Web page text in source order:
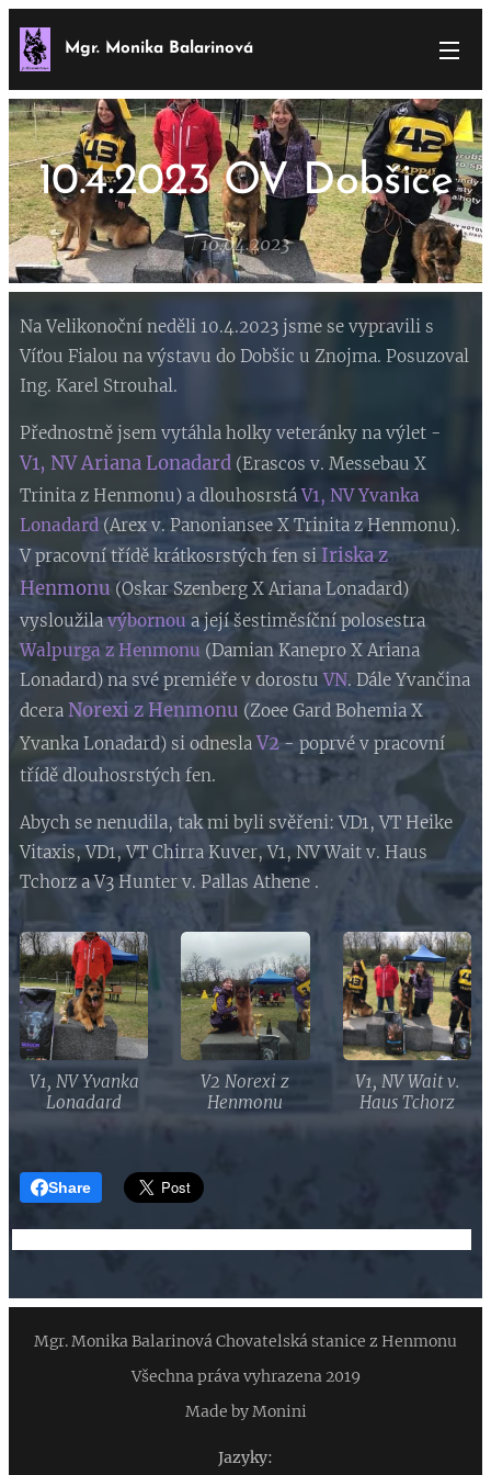
Mgr. Monika Balarinová
10.4.2023 OV Dobšice
10.04.2023
Na Velikonoční neděli 10.4.2023 jsme se vypravili s
Víťou Fialou na výstavu do Dobšic u Znojma. Posuzoval
Ing. Karel Strouhal.
Přednostně jsem vytáhla holky veteránky na výlet -
V1, NV Ariana Lonadard (Erascos v. Messebau X
Trinita z Henmonu) a dlouhosrstáV1, NV Yvanka
Lonadard (Arex v. Panoniansee X Trinita z Henmonu).
V pracovní třídě krátkosrstých fen si Iriska z
Henmonu (Oskar Szenberg X Ariana Lonadard)
vysloužilavýbornou a její šestiměsíční polosestra
Walpurga z Henmonu (Damian Kanepro X Ariana
Lonadard) na své premiéře v dorostuVN. Dále Yvančina
dcera Norexi z Henmonu (Zoee Gard Bohemia X
Yvanka Lonadard) si odneslaV2- poprvé v pracovní
třídě dlouhosrstých fen.
Abych se nenudila, tak mi byli svěřeni: VD1, VT Heike
Vitaxis, VD1, VT Chirra Kuver, V1, NV Wait v. Haus
Tchorz a V3 Hunter v. Pallas Athene .
V1, NV Yvanka
Lonadard
V2 Norexi z
Henmonu
V1, NV Wait v.
Haus Tchorz
Share
Mgr. Monika Balarinová Chovatelská stanice z Henmonu
Všechna práva vyhrazena 2019
Made by Monini
Jazyky